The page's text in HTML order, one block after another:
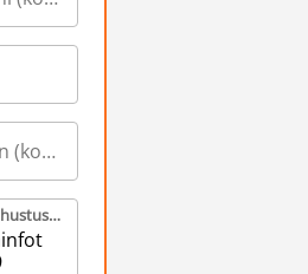
Kirjutage müüjale sõnum (kohustuslik)